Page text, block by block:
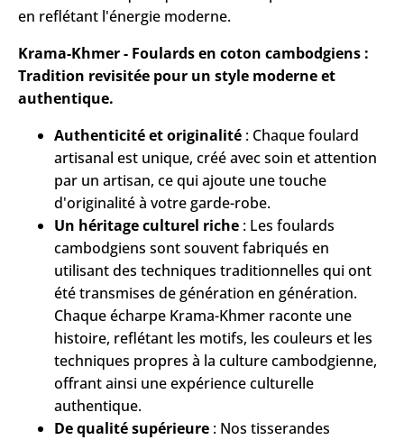
en reflétant l'énergie moderne.
Krama-Khmer - Foulards en coton cambodgiens :
Tradition revisitée pour un style moderne et
authentique.
Authenticité et originalité : Chaque foulard
artisanal est unique, créé avec soin et attention
par un artisan, ce qui ajoute une touche
d'originalité à votre garde-robe.
Un héritage culturel riche : Les foulards
cambodgiens sont souvent fabriqués en
utilisant des techniques traditionnelles qui ont
été transmises de génération en génération.
Chaque écharpe Krama-Khmer raconte une
histoire, reflétant les motifs, les couleurs et les
techniques propres à la culture cambodgienne,
offrant ainsi une expérience culturelle
authentique.
De qualité supérieure : Nos tisserandes